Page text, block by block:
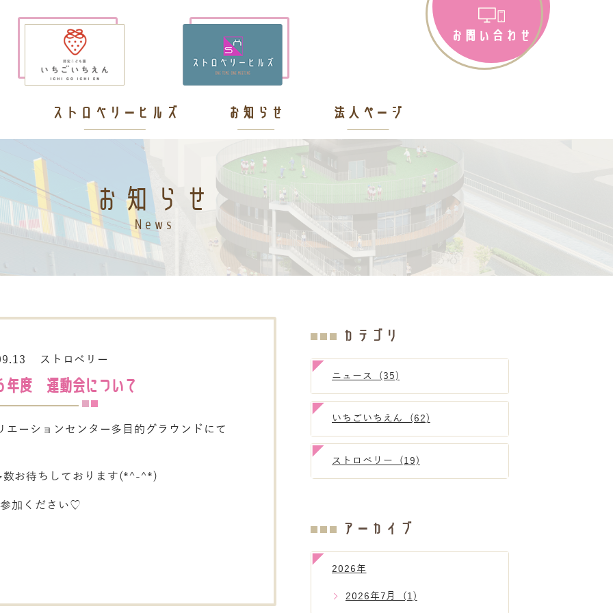
お問い合わせ
ストロベリーヒルズ お知らせ 法人ページ
お知らせ
News
ストロベリー
年度 運動会について
ーションセンター多目的グラウンドにて
数お待ちしております(*^-^*)
加ください♡
カテゴリ
ニュース (35)
いちごいちえん (62)
ストロベリー (19)
アーカイブ
2026年
2026年7月 (1)